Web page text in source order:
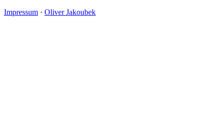
Impressum · Oliver Jakoubek